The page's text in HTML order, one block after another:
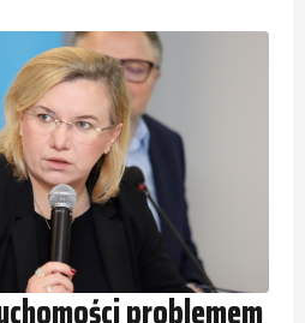
problemem